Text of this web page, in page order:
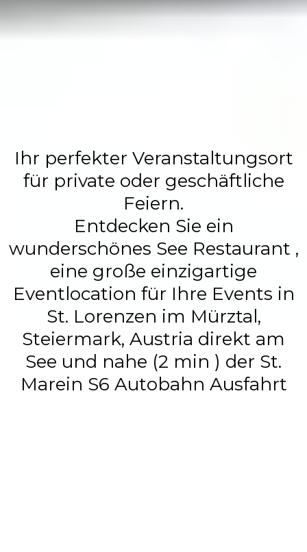
Events &
Ihr perfekter Veranstaltungsort
für private oder geschäftliche
Feiern.
Entdecken Sie ein
wunderschönes See Restaurant ,
eine große einzigartige
Eventlocation für Ihre Events in
St. Lorenzen im Mürztal,
Steiermark, Austria direkt am
See und nahe (2 min ) der St.
Marein S6 Autobahn Ausfahrt